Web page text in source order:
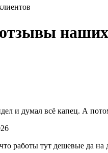
и думал всё капец. А
работы тут дешевые да